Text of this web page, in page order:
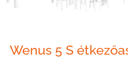
Wenus 5 S